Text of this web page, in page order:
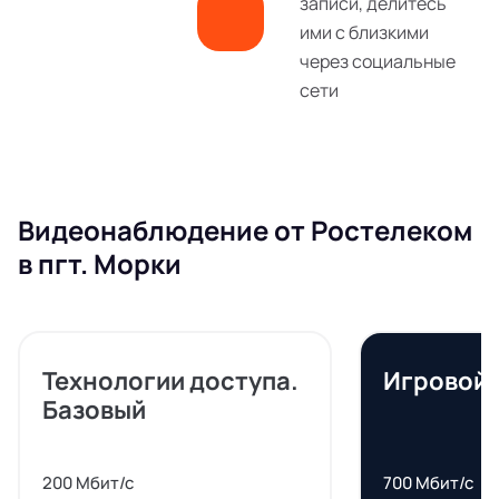
ими с близкими
через социальные
сети
Видеонаблюдение от Ростелеком
в пгт. Морки
Технологии доступа.
Базовый
200 Мбит/с
Игровой
700 Мбит/с